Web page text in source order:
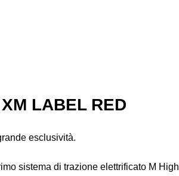
LABEL RED
esclusività.
sistema di trazione elettrificato M High